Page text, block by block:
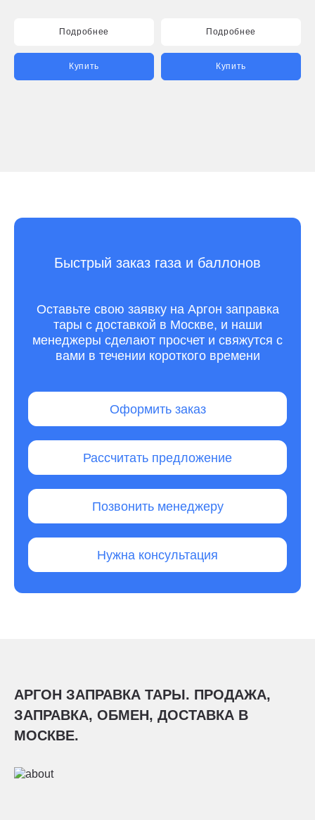
Подробнее
Купить
Подробнее
Купить
Быстрый заказ газа и баллонов
Оставьте свою заявку на Аргон заправка
тары с доставкой в Москве, и наши
менеджеры сделают просчет и свяжутся с
вами в течении короткого времени
Оформить заказ
Рассчитать предложение
Позвонить менеджеру
Нужна консультация
АРГОН ЗАПРАВКА ТАРЫ. ПРОДАЖА,
ЗАПРАВКА, ОБМЕН, ДОСТАВКА В
МОСКВЕ.